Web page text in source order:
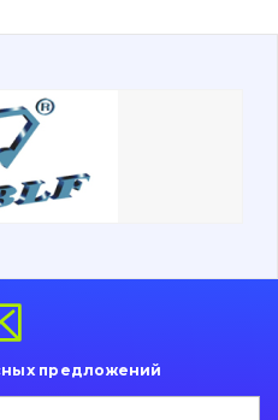
фиксаторы
зателефонувати
предложений